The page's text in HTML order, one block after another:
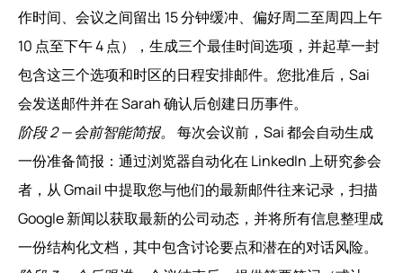
作时间、会议之间留出 15 分钟缓冲、偏好周二至周四上午
10 点至下午 4 点），生成三个最佳时间选项，并起草一封
包含这三个选项和时区的日程安排邮件。您批准后，Sai
会发送邮件并在 Sarah 确认后创建日历事件。
阶段 2 — 会前智能简报。 每次会议前，Sai 都会自动生成
一份准备简报：通过浏览器自动化在 LinkedIn 上研究参会
者，从 Gmail 中提取您与他们的最新邮件往来记录，扫描
Google 新闻以获取最新的公司动态，并将所有信息整理成
一份结构化文档，其中包含讨论要点和潜在的对话风险。